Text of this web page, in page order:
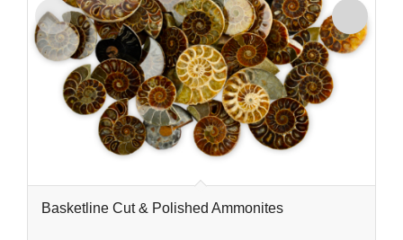
Basketline Cut & Polished Ammonites